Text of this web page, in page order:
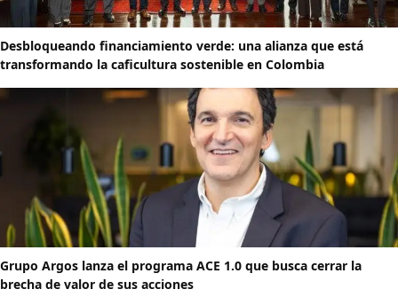
Desbloqueando financiamiento verde: una alianza que está
transformando la caficultura sostenible en Colombia
Grupo Argos lanza el programa ACE 1.0 que busca cerrar la
brecha de valor de sus acciones